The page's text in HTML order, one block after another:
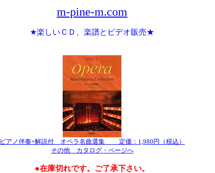
m-pine-m.com
★楽しいＣＤ、楽譜とビデオ販売★
ピアノ伴奏+解説付 オペラ名曲選集 定価：1,980円（税込）
その他 カタログ・ページへ
●在庫切れです。ご了承下さい。